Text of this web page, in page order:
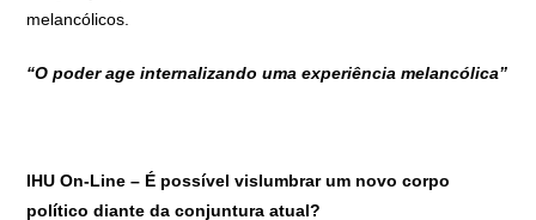
melancólicos.
“O poder age internalizando uma experiência melancólica”
IHU On-Line – É possível vislumbrar um novo corpo
político diante da conjuntura atual?